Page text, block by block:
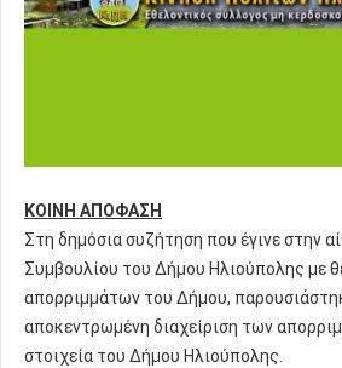
ΚΟΙΝΗ ΑΠΟΦΑΣΗ
Στη δημόσια συζήτηση που έγινε στην
Συμβουλίου του Δήμου Ηλιούπολης με
απορριμμάτων του Δήμου,
αποκεντρωμένη διαχείριση των
στοιχεία του Δήμου Ηλιούπολης.